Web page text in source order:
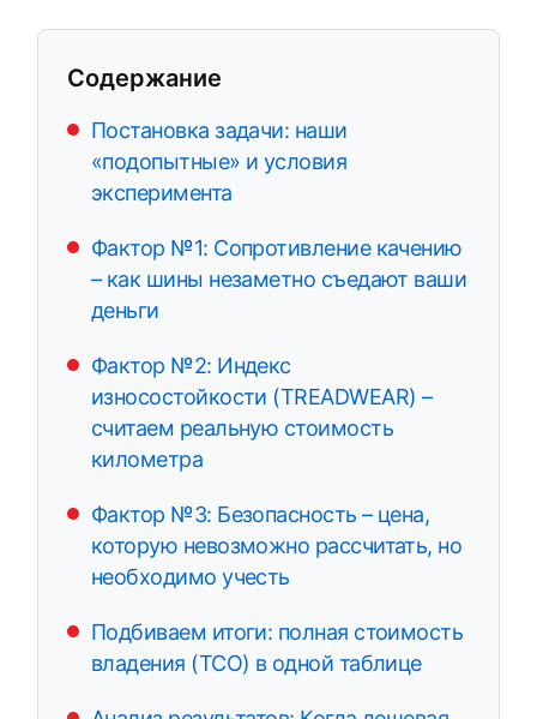
Содержание
Постановка задачи: наши
«подопытные» и условия
эксперимента
Фактор №1: Сопротивление качению
– как шины незаметно съедают ваши
деньги
Фактор №2: Индекс
износостойкости (TREADWEAR) –
считаем реальную стоимость
километра
Фактор №3: Безопасность – цена,
которую невозможно рассчитать, но
необходимо учесть
Подбиваем итоги: полная стоимость
владения (TCO) в одной таблице